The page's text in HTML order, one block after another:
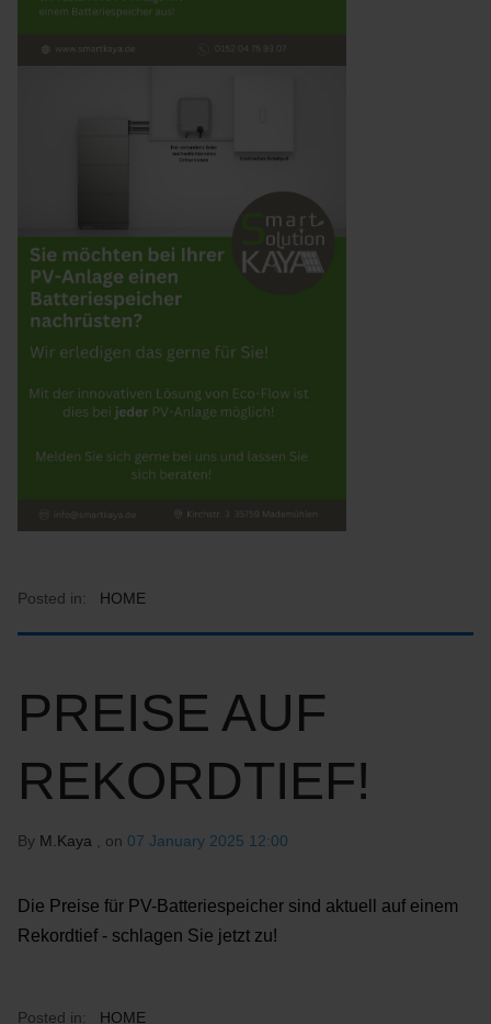
Posted in: HOME
PREISE AUF
REKORDTIEF!
By M.Kaya , on 07 January 2025 12:00
Die Preise für PV-Batteriespeicher sind aktuell auf einem
Rekordtief - schlagen Sie jetzt zu!
Posted in: HOME